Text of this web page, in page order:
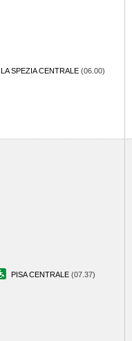
LA SPEZIA CENTRALE (06.00)
PISA CENTRALE (07.37)